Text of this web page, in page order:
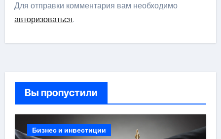
Для отправки комментария вам необходимо
авторизоваться.
Вы пропустили
Бизнес и инвестиции